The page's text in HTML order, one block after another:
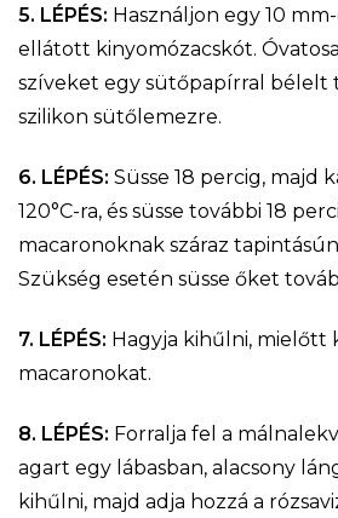
5. LÉPÉS: Használjon egy 10
ellátott kinyomózacskót.
szíveket egy sütőpapírral bélelt
szilikon sütőlemezre.
6. LÉPÉS: Süsse 18 percig, majd
120°C-ra, és süsse további 18
macaronoknak száraz
Szükség esetén süsse őket
7. LÉPÉS: Hagyja kihűlni, mielőtt
macaronokat.
8. LÉPÉS: Forralja fel a
agart egy lábasban, alacsony
kihűlni, majd adja hozzá a